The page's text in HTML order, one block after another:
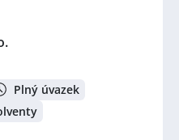
Plný úvazek